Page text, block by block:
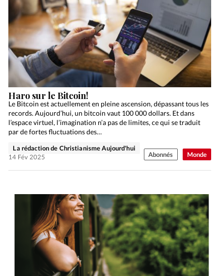
Monde
Haro sur le Bitcoin!
Le Bitcoin est actuellement en pleine ascension, dépassant tous les
records. Aujourd’hui, un bitcoin vaut 100 000 dollars. Et dans
l’espace virtuel, l’imagination n’a pas de limites, ce qui se traduit
par de fortes fluctuations des…
La rédaction de Christianisme Aujourd'hui
14 Fév 2025
Abonnés